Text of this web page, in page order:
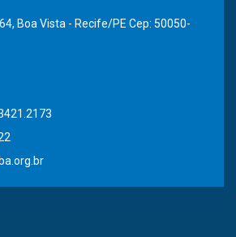
Boa Vista - Recife/PE Cep: 50050-